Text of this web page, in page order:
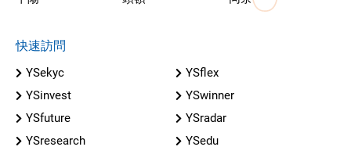
快速訪問
YSekyc
YSflex
YSinvest
YSwinner
YSfuture
YSradar
YSresearch
YSedu